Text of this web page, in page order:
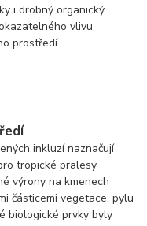
i drobný organický
vlivu
prostředí.
inkluzí naznačují
tropické pralesy
výrony na kmenech
částicemi vegetace, pylu
biologické prvky byly